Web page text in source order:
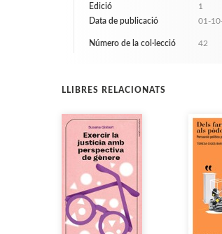
Edició
1
Data de publicació
01-
Número de la col·lecció 42
LLIBRES RELACIONATS